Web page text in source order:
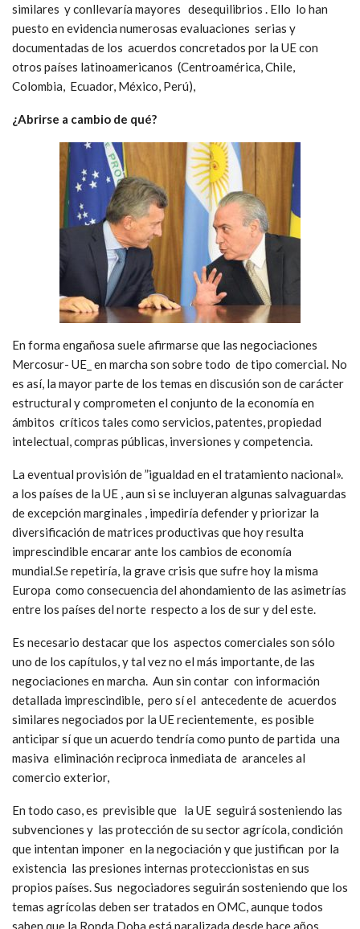
similares y conllevaría mayores desequilibrios . Ello lo han
puesto en evidencia numerosas evaluaciones serias y
documentadas de los acuerdos concretados por la UE con
otros países latinoamericanos (Centroamérica, Chile,
Colombia, Ecuador, México, Perú),
¿Abrirse a cambio de qué?
En forma engañosa suele afirmarse que las negociaciones
Mercosur- UE_ en marcha son sobre todo de tipo comercial. No
es así, la mayor parte de los temas en discusión son de carácter
estructural y comprometen el conjunto de la economía en
ámbitos críticos tales como servicios, patentes, propiedad
intelectual, compras públicas, inversiones y competencia.
La eventual provisión de ”igualdad en el tratamiento nacional».
a los países de la UE , aun si se incluyeran algunas salvaguardas
de excepción marginales , impediría defender y priorizar la
diversificación de matrices productivas que hoy resulta
imprescindible encarar ante los cambios de economía
mundial.Se repetiría, la grave crisis que sufre hoy la misma
Europa como consecuencia del ahondamiento de las asimetrías
entre los países del norte respecto a los de sur y del este.
Es necesario destacar que los aspectos comerciales son sólo
uno de los capítulos, y tal vez no el más importante, de las
negociaciones en marcha. Aun sin contar con información
detallada imprescindible, pero sí el antecedente de acuerdos
similares negociados por la UE recientemente, es posible
anticipar sí que un acuerdo tendría como punto de partida una
masiva eliminación reciproca inmediata de aranceles al
comercio exterior,
En todo caso, es previsible que la UE seguirá sosteniendo las
subvenciones y las protección de su sector agrícola, condición
que intentan imponer en la negociación y que justifican por la
existencia las presiones internas proteccionistas en sus
propios países. Sus negociadores seguirán sosteniendo que los
temas agrícolas deben ser tratados en OMC, aunque todos
saben que la Ronda Doha está paralizada desde hace años.